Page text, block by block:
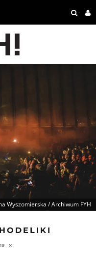
Wyszomierska / Archiwum FYH